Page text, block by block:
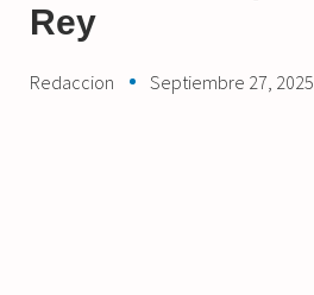
Rey
Redaccion Septiembre 27, 2025